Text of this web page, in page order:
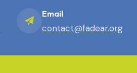
Email
contact@fadear.org